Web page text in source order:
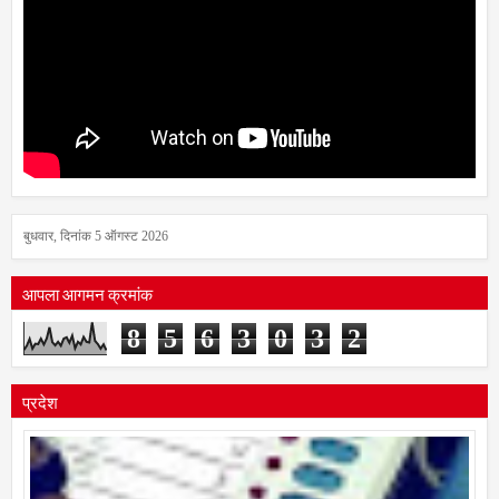
बुधवार, दिनांक 5 ऑगस्ट 2026
आपला आगमन क्रमांक
8 5 6 3 0 3 2
प्रदेश